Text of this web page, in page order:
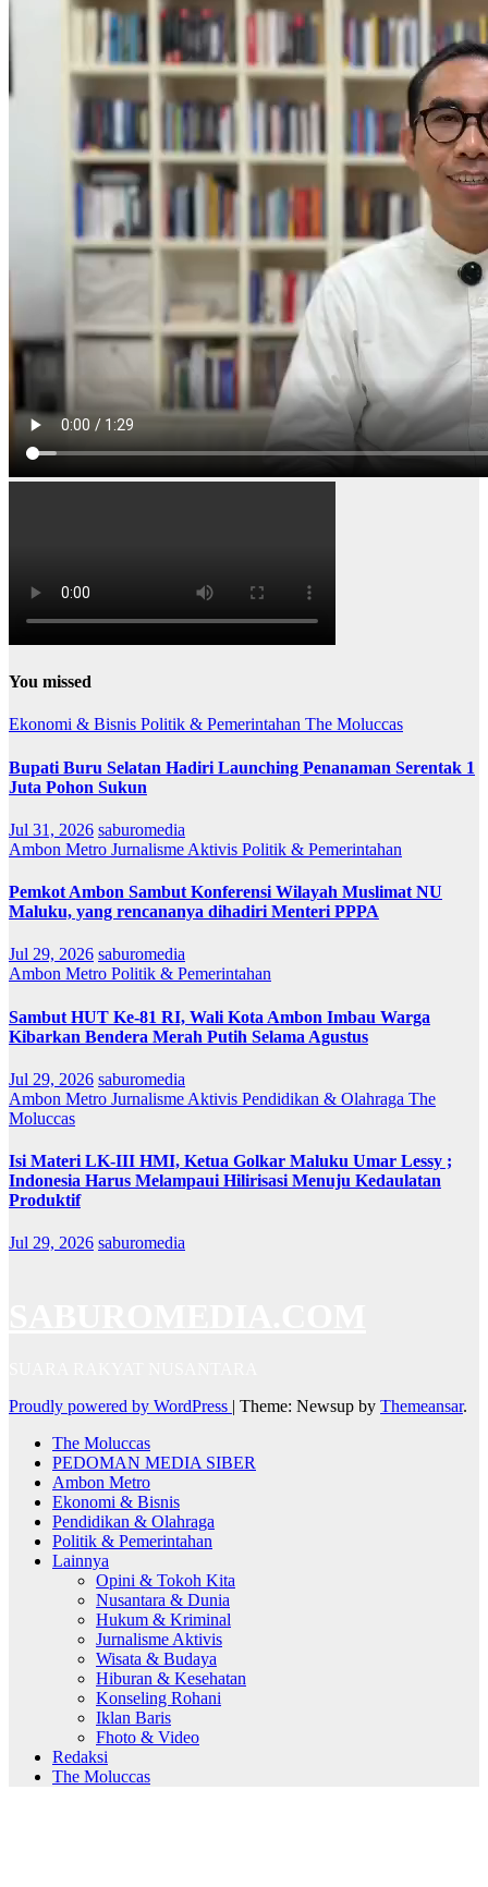
You missed
Ekonomi & Bisnis Politik & Pemerintahan The Moluccas
Bupati Buru Selatan Hadiri Launching Penanaman Serentak 1
Juta Pohon Sukun
Jul 31, 2026 saburomedia
Ambon Metro Jurnalisme Aktivis Politik & Pemerintahan
Pemkot Ambon Sambut Konferensi Wilayah Muslimat NU
Maluku, yang rencananya dihadiri Menteri PPPA
Jul 29, 2026 saburomedia
Ambon Metro Politik & Pemerintahan
Sambut HUT Ke-81 RI, Wali Kota Ambon Imbau Warga
Kibarkan Bendera Merah Putih Selama Agustus
Jul 29, 2026 saburomedia
Ambon Metro Jurnalisme Aktivis Pendidikan & Olahraga The
Moluccas
Isi Materi LK-III HMI, Ketua Golkar Maluku Umar Lessy ;
Indonesia Harus Melampaui Hilirisasi Menuju Kedaulatan
Produktif
Jul 29, 2026 saburomedia
Proudly powered by WordPress | Theme: Newsup by Themeansar.
The Moluccas
PEDOMAN MEDIA SIBER
Ambon Metro
Ekonomi & Bisnis
Pendidikan & Olahraga
Politik & Pemerintahan
Lainnya
Opini & Tokoh Kita
Nusantara & Dunia
Hukum & Kriminal
Jurnalisme Aktivis
Wisata & Budaya
Hiburan & Kesehatan
Konseling Rohani
Iklan Baris
Fhoto & Video
Redaksi
The Moluccas